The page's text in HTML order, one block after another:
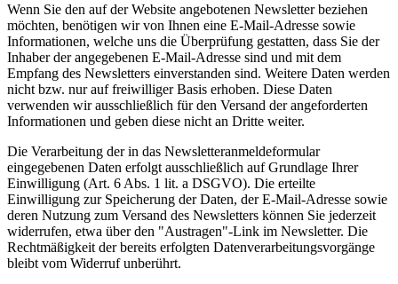
Wenn Sie den auf der Website angebotenen Newsletter beziehen
möchten, benötigen wir von Ihnen eine E-Mail-Adresse sowie
Informationen, welche uns die Überprüfung gestatten, dass Sie der
Inhaber der angegebenen E-Mail-Adresse sind und mit dem
Empfang des Newsletters einverstanden sind. Weitere Daten werden
nicht bzw. nur auf freiwilliger Basis erhoben. Diese Daten
verwenden wir ausschließlich für den Versand der angeforderten
Informationen und geben diese nicht an Dritte weiter.
Die Verarbeitung der in das Newsletteranmeldeformular
eingegebenen Daten erfolgt ausschließlich auf Grundlage Ihrer
Einwilligung (Art. 6 Abs. 1 lit. a DSGVO). Die erteilte
Einwilligung zur Speicherung der Daten, der E-Mail-Adresse sowie
deren Nutzung zum Versand des Newsletters können Sie jederzeit
widerrufen, etwa über den "Austragen"-Link im Newsletter. Die
Rechtmäßigkeit der bereits erfolgten Datenverarbeitungsvorgänge
bleibt vom Widerruf unberührt.